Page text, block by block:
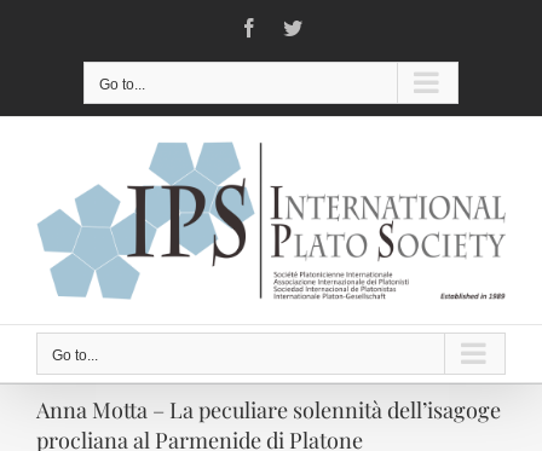
FacebookTwitter
Go to...
Go to...
Anna Motta – La peculiare solennità dell’isagoge
procliana al Parmenide di Platone